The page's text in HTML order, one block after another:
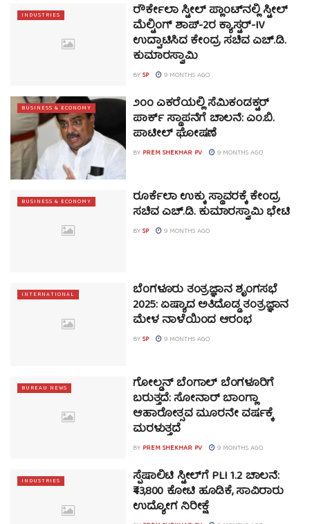
INDUSTRIES ರೌರ್ಕೇಲಾ ಸ್ಟೀಲ್ ಪ್ಲಾಂಟ್‌ನಲ್ಲಿ ಸ್ಟೀಲ್
ಮೆಲ್ಟಿಂಗ್ ಶಾಪ್-2ರ ಕ್ಯಾಸ್ಟರ್-IV
ಉದ್ಘಾಟಿಸಿದ ಕೇಂದ್ರ ಸಚಿವ ಎಚ್.ಡಿ.
ಕುಮಾರಸ್ವಾಮಿ
BYSP 9 MONTHS AGO
BUSINESS & ECONOMY ೨೦೦ ಎಕರೆಯಲ್ಲಿ ಸೆಮಿಕಂಡಕ್ಟರ್
ಪಾರ್ಕ್ ಸ್ಥಾಪನೆಗೆ ಚಾಲನೆ: ಎಂ.ಬಿ.
ಪಾಟೀಲ್ ಘೋಷಣೆ
BY PREM SHEKHAR PV 9 MONTHS AGO
BUSINESS & ECONOMY ರೂರ್ಕೆಲಾ ಉಕ್ಕು ಸ್ಥಾವರಕ್ಕೆ ಕೇಂದ್ರ
ಸಚಿವ ಎಚ್.ಡಿ. ಕುಮಾರಸ್ವಾಮಿ ಭೇಟಿ
BYSP 9 MONTHS AGO
INTERNATIONAL ಬೆಂಗಳೂರು ತಂತ್ರಜ್ಞಾನ ಶೃಂಗಸಭೆ
2025: ಏಷ್ಯಾದ ಅತಿದೊಡ್ಡ ತಂತ್ರಜ್ಞಾನ
ಮೇಳ ನಾಳೆಯಿಂದ ಆರಂಭ
BYSP 9 MONTHS AGO
BUREAU NEWS ಗೋಲ್ಡನ್ ಬೆಂಗಾಲ್ ಬೆಂಗಳೂರಿಗೆ
ಬರುತ್ತದೆ: ಸೋನಾರ್ ಬಾಂಗ್ಲಾ
ಆಹಾರೋತ್ಸವ ಮೂರನೇ ವರ್ಷಕ್ಕೆ
ಮರಳುತ್ತದೆ
BY PREM SHEKHAR PV 9 MONTHS AGO
INDUSTRIES ಸ್ಪೆಷಾಲಿಟಿ ಸ್ಟೀಲ್‌ಗೆ PLI 1.2 ಚಾಲನೆ:
₹43,800 ಕೋಟಿ ಹೂಡಿಕೆ, ಸಾವಿರಾರು
ಉದ್ಯೋಗ ನಿರೀಕ್ಷೆ